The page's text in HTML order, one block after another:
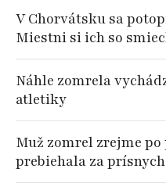
V Chorvátsku sa
Miestni si ich so
Náhle zomrela
atletiky
Muž zomrel zrejme
prebiehala za